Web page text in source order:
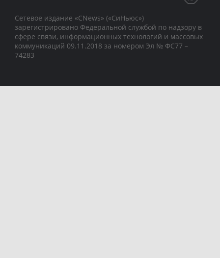
Сетевое издание «CNews» («СиНьюс»)
зарегистрировано Федеральной службой по надзору в
сфере связи, информационных технологий и массовых
коммуникаций 09.11.2018 за номером Эл № ФС77 –
74283